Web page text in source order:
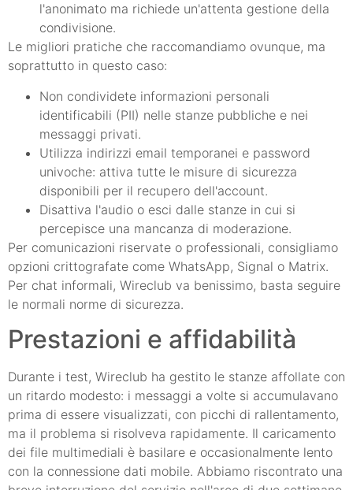
l'anonimato ma richiede un'attenta gestione della
condivisione.
Le migliori pratiche che raccomandiamo ovunque, ma
soprattutto in questo caso:
Non condividete informazioni personali
identificabili (PII) nelle stanze pubbliche e nei
messaggi privati.
Utilizza indirizzi email temporanei e password
univoche: attiva tutte le misure di sicurezza
disponibili per il recupero dell'account.
Disattiva l'audio o esci dalle stanze in cui si
percepisce una mancanza di moderazione.
Per comunicazioni riservate o professionali, consigliamo
opzioni crittografate come WhatsApp, Signal o Matrix.
Per chat informali, Wireclub va benissimo, basta seguire
le normali norme di sicurezza.
Prestazioni e affidabilità
Durante i test, Wireclub ha gestito le stanze affollate con
un ritardo modesto: i messaggi a volte si accumulavano
prima di essere visualizzati, con picchi di rallentamento,
ma il problema si risolveva rapidamente. Il caricamento
dei file multimediali è basilare e occasionalmente lento
con la connessione dati mobile. Abbiamo riscontrato una